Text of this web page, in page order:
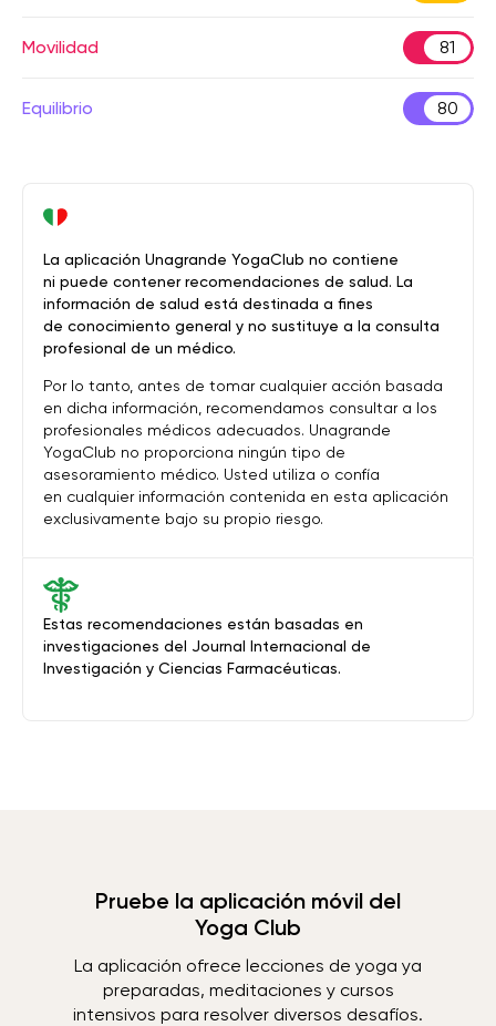
Movilidad 81
Equilibrio 80
Estas recomendaciones están basadas en
investigaciones del Journal Internacional de
Investigación y Ciencias Farmacéuticas.
La aplicación Unagrande YogaClub no contiene
ni puede contener recomendaciones de salud. La
información de salud está destinada a fines
de conocimiento general y no sustituye a la consulta
profesional de un médico.
Por lo tanto, antes de tomar cualquier acción basada
en dicha información, recomendamos consultar a los
profesionales médicos adecuados. Unagrande
YogaClub no proporciona ningún tipo de
asesoramiento médico. Usted utiliza o confía
en cualquier información contenida en esta aplicación
exclusivamente bajo su propio riesgo.
Pruebe la aplicación móvil del
Yoga Club
La aplicación ofrece lecciones de yoga ya
preparadas, meditaciones y cursos
intensivos para resolver diversos desafíos.